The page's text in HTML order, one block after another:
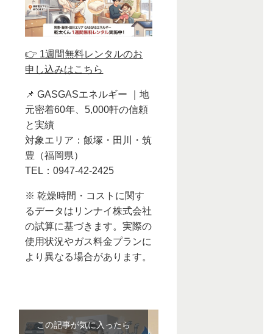
👉 1週間無料レンタルのお
申し込みはこちら
📌 GASGASエネルギー ｜地
元密着60年、5,000軒の信頼
と実績
対象エリア：飯塚・田川・筑
豊（福岡県）
TEL：0947-42-2425
※ 乾燥時間・コストに関す
るデータはリンナイ株式会社
の試算に基づきます。実際の
使用状況やガス料金プランに
より異なる場合があります。
この記事が気に入ったら